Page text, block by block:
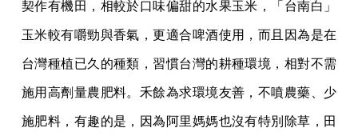
契作有機田，相較於口味偏甜的水果玉米，「台南白」
玉米較有嚼勁與香氣，更適合啤酒使用，而且因為是在
台灣種植已久的種類，習慣台灣的耕種環境，相對不需
施用高劑量農肥料。禾餘為求環境友善，不噴農藥、少
施肥料，有趣的是，因為阿里媽媽也沒有特別除草，田